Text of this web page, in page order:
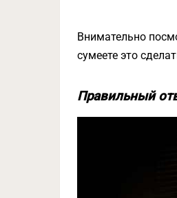
Внимательно
сумеете это
Правильный